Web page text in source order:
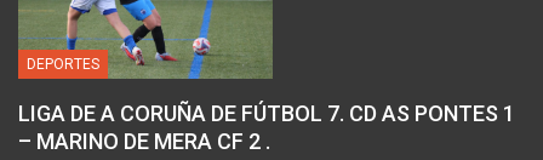
DEPORTES
LIGA DE A CORUÑA DE FÚTBOL 7. CD AS PONTES 1
– MARINO DE MERA CF 2 .